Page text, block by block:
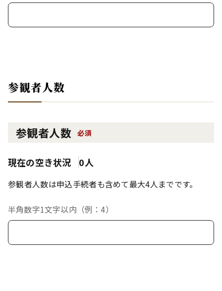
参観者人数
参観者人数 必須
現在の空き状況 0人
参観者人数は申込手続者も含めて最大4人までです。
半角数字1文字以内（例：4）